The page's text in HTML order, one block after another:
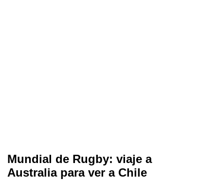
Mundial de Rugby: viaje a
Australia para ver a Chile